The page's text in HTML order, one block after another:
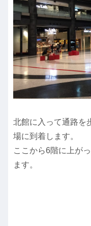
北館に入って通路を
場に到着します。
ここから6階に上が
ます。